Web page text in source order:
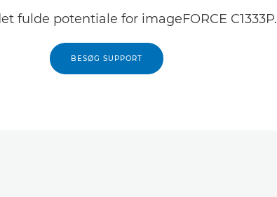
fulde potentiale for imageFORCE C1333P.
BESØG SUPPORT